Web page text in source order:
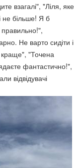
взагалі", "Ліля, яке
не більше! Я б
Не варто сидіти і
краще", "Точена
фантастично!",
відвідувачі